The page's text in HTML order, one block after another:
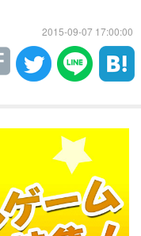
2015-09-07 17:00:00